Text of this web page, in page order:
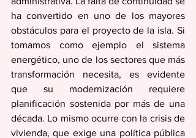
ha convertido en uno de los mayores
obstáculos para el proyecto de la isla. Si
tomamos como ejemplo el sistema
energético, uno de los sectores que más
transformación necesita, es evidente
que su modernización requiere
planificación sostenida por más de una
década. Lo mismo ocurre con la crisis de
vivienda, que exige una política pública